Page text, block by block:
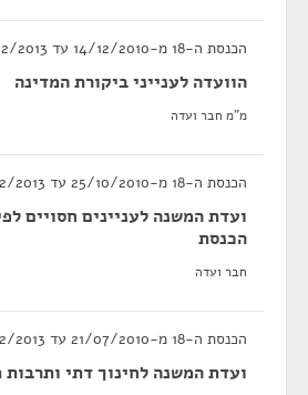
הכנסת ה-18 מ-14/12/2010 עד 05/02/2013
הוועדה לענייני ביקורת המדינה
מ"מ חבר ועדה
הכנסת ה-18 מ-25/10/2010 עד 05/02/2013
הכנסת
חבר ועדה
הכנסת ה-18 מ-21/07/2010 עד 05/02/2013
ועדת המשנה לחינוך דתי ותרבות